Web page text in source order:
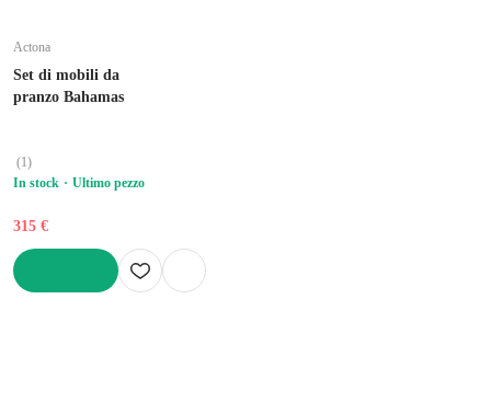
Actona
Set di mobili da
pranzo Bahamas
(1)
In stock
Ultimo pezzo
315 €